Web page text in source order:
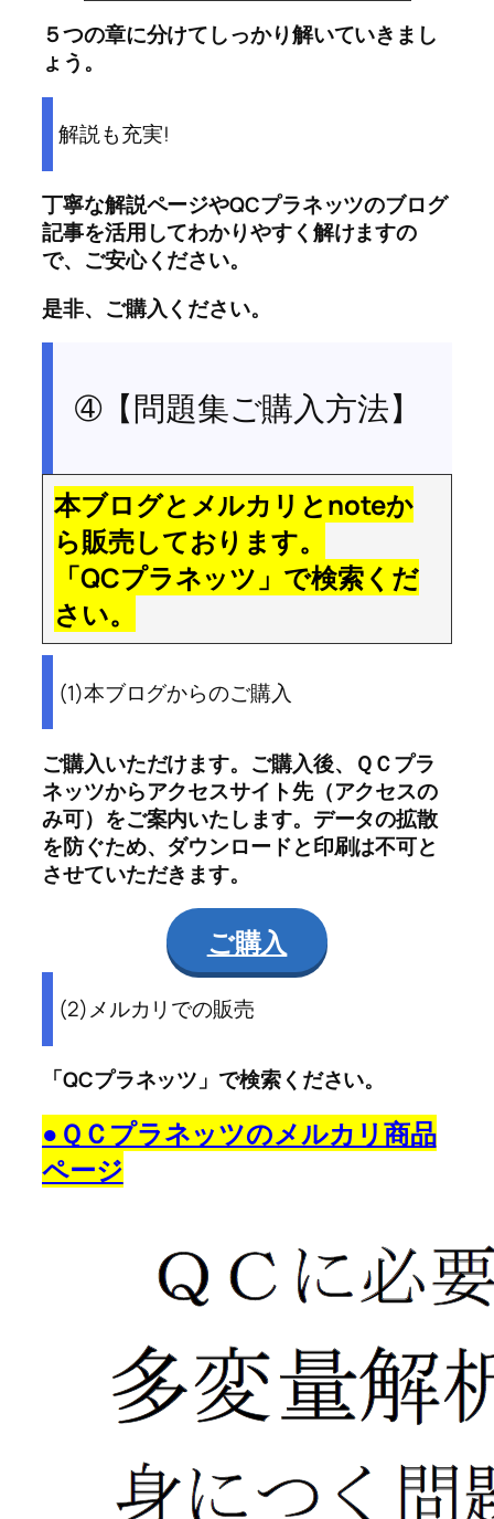
５つの章に分けてしっかり解いていきまし
ょう。
解説も充実!
丁寧な解説ページやQCプラネッツのブログ
記事を活用してわかりやすく解けますの
で、ご安心ください。
是非、ご購入ください。
➃【問題集ご購入方法】
本ブログとメルカリとnoteか
ら販売しております。
「QCプラネッツ」で検索くだ
さい。
(1)本ブログからのご購入
ご購入いただけます。ご購入後、ＱＣプラ
ネッツからアクセスサイト先（アクセスの
み可）をご案内いたします。データの拡散
を防ぐため、ダウンロードと印刷は不可と
させていただきます。
ご購入
(2)メルカリでの販売
「QCプラネッツ」で検索ください。
●ＱＣプラネッツのメルカリ商品
ページ